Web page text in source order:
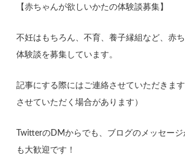
【赤ちゃんが欲しいかたの体験談募集】
不妊はもちろん、不育、養子縁組など、赤
体験談を募集しています。
記事にする際にはご連絡させていただきま
させていただく場合があります）
TwitterのDMからでも、ブログのメッセー
も大歓迎です！